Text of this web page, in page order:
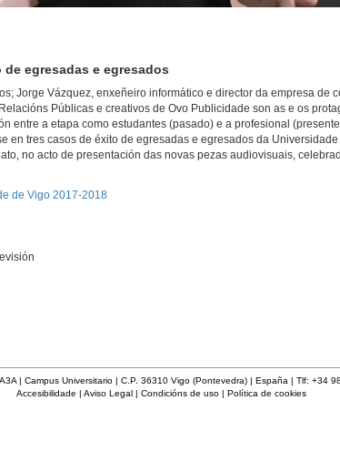
egresadas e egresados
Jorge Vázquez, enxeñeiro informático e director da empresa de
Públicas e creativos de Ovo Publicidade son as e os
entre a etapa como estudantes (pasado) e a profesional
tres casos de éxito de egresadas e egresados da
no acto de presentación das novas pezas audiovisuais,
de Vigo 2017-2018
| Campus Universitario | C.P. 36310 Vigo (Pontevedra) | España | Tlf: +34
Accesibilidade | Aviso Legal| Condicións de uso| Política de cookies